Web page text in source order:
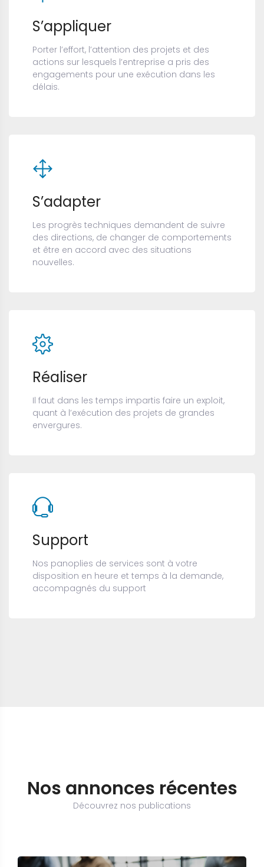
S’appliquer
Porter l’effort, l’attention des projets et des
actions sur lesquels l’entreprise a pris des
engagements pour une exécution dans les
délais.
S’adapter
Les progrès techniques demandent de suivre
des directions, de changer de comportements
et être en accord avec des situations
nouvelles.
Réaliser
Il faut dans les temps impartis faire un exploit,
quant à l’exécution des projets de grandes
envergures.
Support
Nos panoplies de services sont à votre
disposition en heure et temps à la demande,
accompagnés du support
Nos annonces récentes
Découvrez nos publications